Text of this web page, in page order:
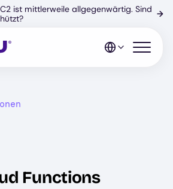
ist mittlerweile allgegenwärtig. Sind →
Mobiles
Functions